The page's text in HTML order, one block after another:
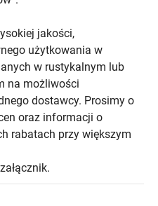
jakości,
użytkowania w
w rustykalnym lub
na możliwości
dostawcy. Prosimy o
oraz informacji o
rabatach przy większym